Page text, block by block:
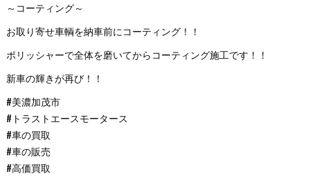
～コーティング～
お取り寄せ車輌を納車前にコーティング！！
ポリッシャーで全体を磨いてからコーティング施工です！！
新車の輝きが再び！！
#美濃加茂市
#トラストエースモータース
#車の買取
#車の販売
#高価買取